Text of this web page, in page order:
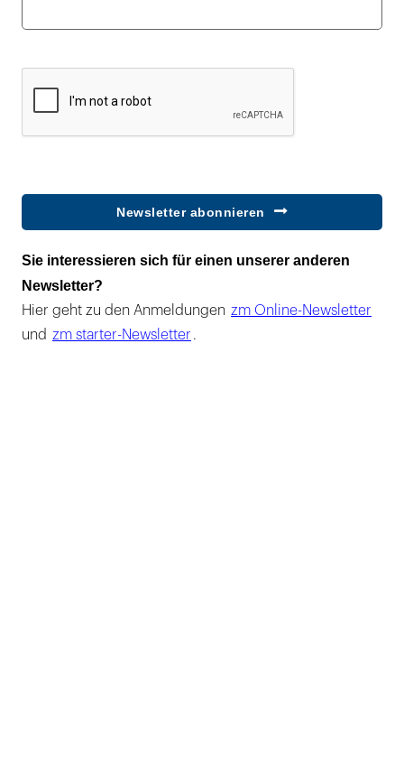
Newsletter abonnieren
Sie interessieren sich für einen unserer anderen
Newsletter?
Hier geht zu den Anmeldungen zm Online-Newsletter
und zm starter-Newsletter .